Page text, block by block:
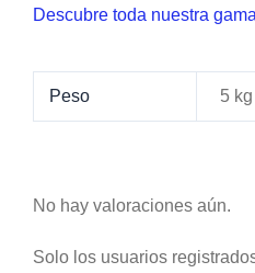
Descubre toda nuestra
Peso 5 kg
No hay valoraciones aún.
Solo los usuarios